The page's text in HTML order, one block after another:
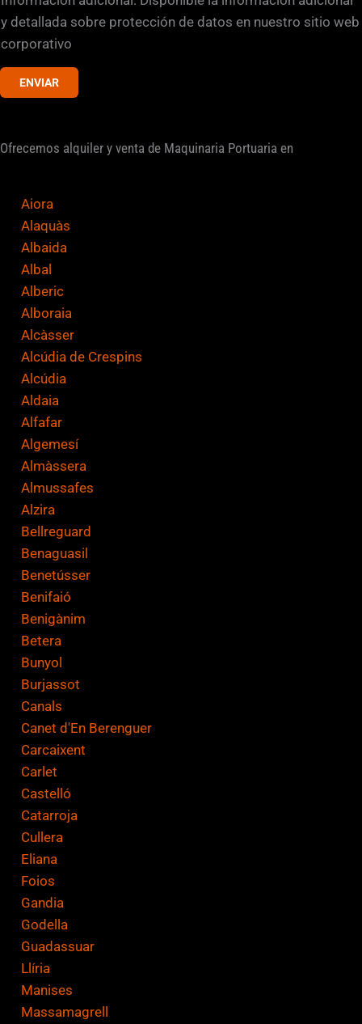
r
l
d
e
v
f
y detallada sobre protección de datos en nuestro sitio web
corporativo
ENVIAR
Ofrecemos alquiler y venta de Maquinaria Portuaria en
Aiora
Alaquàs
Albaida
Albal
Alberic
Alboraia
Alcàsser
Alcúdia de Crespins
Alcúdia
Aldaia
Alfafar
Algemesí
Almàssera
Almussafes
Alzira
Bellreguard
Benaguasil
Benetússer
Benifaió
Benigànim
Betera
Bunyol
Burjassot
Canals
Canet d'En Berenguer
Carcaixent
Carlet
Castelló
Catarroja
Cullera
Eliana
Foios
Gandia
Godella
Guadassuar
Llíria
Manises
Massamagrell